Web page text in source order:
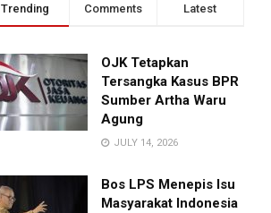
Trending Comments Latest
OJK Tetapkan
Tersangka Kasus BPR
Sumber Artha Waru
Agung
JULY 14, 2026
Bos LPS Menepis Isu
Masyarakat Indonesia